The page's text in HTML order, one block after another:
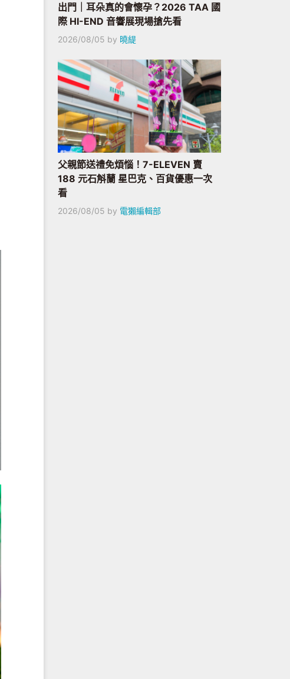
出門｜耳朵真的會懷孕？2026 TAA 國
際 HI-END 音響展現場搶先看
2026/08/05 by 曉緹
父親節送禮免煩惱！7-ELEVEN 賣
188 元石斛蘭 星巴克、百貨優惠一次
看
2026/08/05 by 電獺編輯部